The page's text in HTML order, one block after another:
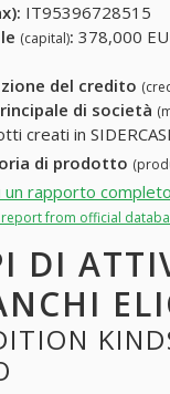
IT95396728515
(capital): 378,000
del credito
di società
creati in
di prodotto
rapporto
from official
DI